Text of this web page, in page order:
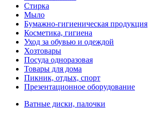
Стирка
Мыло
Бумажно-гигиеническая продукция
Косметика, гигиена
Уход за обувью и одеждой
Хозтовары
Посуда одноразовая
Товары для дома
Пикник, отдых, спорт
Презентационное оборудование
Ватные диски, палочки